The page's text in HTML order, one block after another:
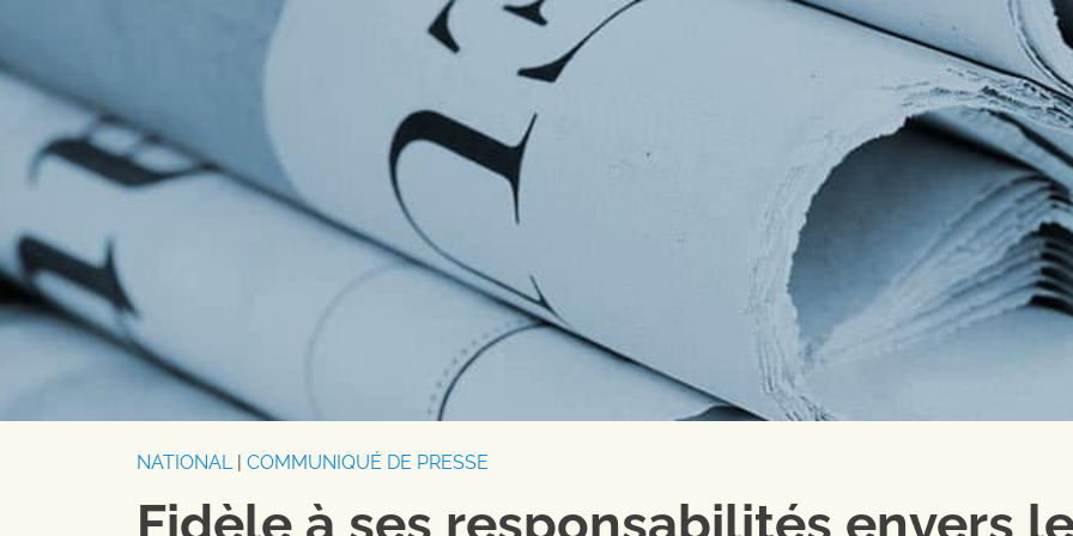
NATIONAL| COMMUNIQUÉ DE PRESSE
Fidèle à ses responsabilités envers